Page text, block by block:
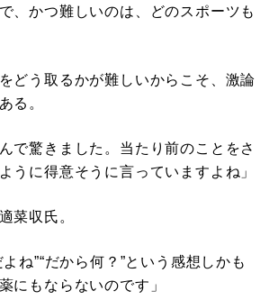
、かつ難しいのは、どのスポーツも
どう取るかが難しいからこそ、激論
る。
で驚きました。当たり前のことをさ
うに得意そうに言っていますよね」
菜収氏。
よね”“だから何？”という感想しかも
にもならないのです」